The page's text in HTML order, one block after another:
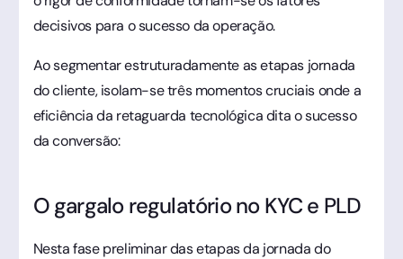
decisivos para o sucesso da operação.
Ao segmentar estruturadamente as etapas jornada
do cliente, isolam-se três momentos cruciais onde a
eficiência da retaguarda tecnológica dita o sucesso
da conversão:
O gargalo regulatório no KYC e PLD
Nesta fase preliminar das etapas da jornada do